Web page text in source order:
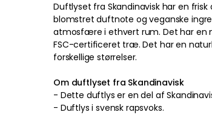
Duftlyset fra Skandinaviskhar en frisk
blomstret duftnote ogveganske
atmosfære i ethvert rum. Det har en
FSC-certificeret træ. Det har en
forskellige størrelser.
Om duftlyset fra Skandinavisk
- Dette duftlys er en del af
- Duftlys isvensk rapsvoks.